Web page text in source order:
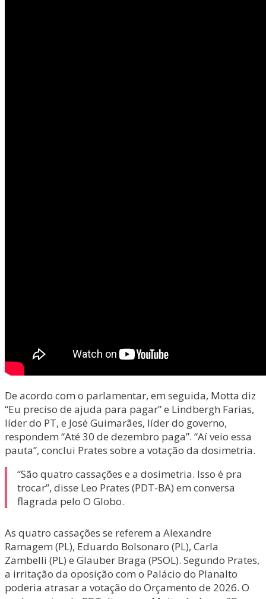
De acordo com o parlamentar, em seguida, Motta diz
“Eu preciso de ajuda para pagar” e Lindbergh Farias,
líder do PT, e José Guimarães, líder do governo,
respondem “Até 30 de dezembro paga”. “Aí veio essa
pauta”, conclui Prates sobre a votação da dosimetria.
“São quatro cassações e a dosimetria. Isso é pra
trocar”, disse Leo Prates (PDT-BA) em conversa
flagrada pelo O Globo.
As quatro cassações se referem a Alexandre
Ramagem (PL), Eduardo Bolsonaro (PL), Carla
Zambelli (PL) e Glauber Braga (PSOL). Segundo Prates,
a irritação da oposição com o Palácio do Planalto
poderia atrasar a votação do Orçamento de 2026. O